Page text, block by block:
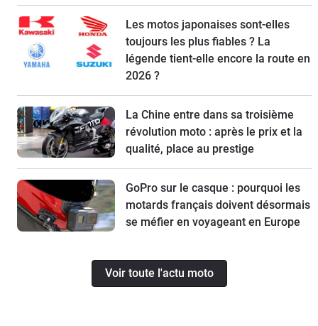
Les motos japonaises sont-elles
toujours les plus fiables ? La
légende tient-elle encore la route en
2026 ?
La Chine entre dans sa troisième
révolution moto : après le prix et la
qualité, place au prestige
GoPro sur le casque : pourquoi les
motards français doivent désormais
se méfier en voyageant en Europe
Voir toute l'actu moto